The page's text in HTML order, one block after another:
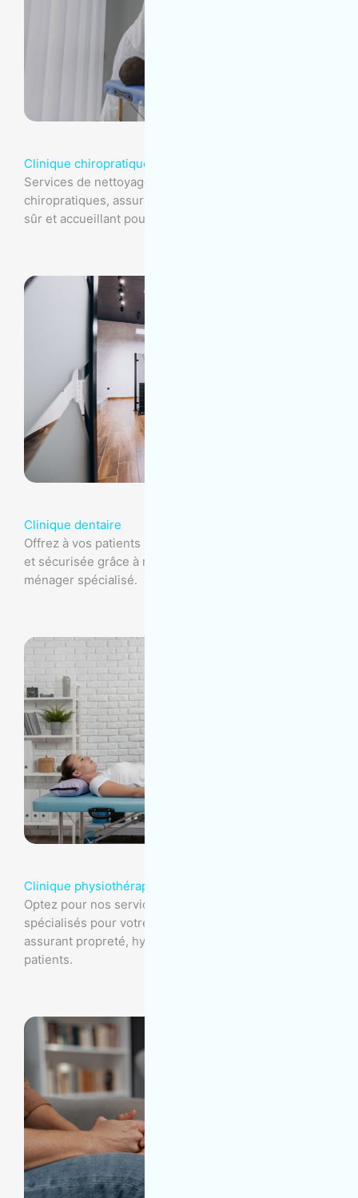
Clinique chiropratique
Services de nettoyage spécialisés pour cliniques
chiropratiques, assurant un environnement propre,
sûr et accueillant pour les patients.
Clinique dentaire
Offrez à vos patients une clinique dentaire impeccable
et sécurisée grâce à notre service d'entretien
ménager spécialisé.
Clinique physiothérapie
Optez pour nos services d'entretien ménager
spécialisés pour votre clinique de physiothérapie,
assurant propreté, hygiène et protection de vos
patients.